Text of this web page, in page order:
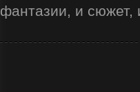
фантазии, и сюжет,